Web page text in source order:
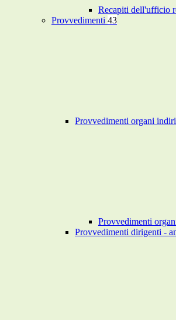
Recapiti dell'ufficio
Provvedimenti 43
Provvedimenti organi
Provvedimenti
Provvedimenti dirigenti -